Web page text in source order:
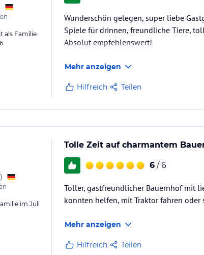
und Services
Herzlichkeit groß geschrieben: Wir sind für Sie da!
Und Hunde natürlich auch, aber bitte nach vorheriger
unverbindliche Hoteliers-/Veranstalter-/Kataloginformationen.
als Familie
Wunderschön gelegen, super liebe
Spiele für drinnen, freundliche Tiere,
Absolut empfehlenswert!
Mehr anzeigen
Hilfreich Teilen
)
im Juli
Tolle Zeit auf charmantem
6 / 6
Toller, gastfreundlicher Bauernhof mit
konnten helfen, mit Traktor fahren
Mehr anzeigen
Hilfreich Teilen